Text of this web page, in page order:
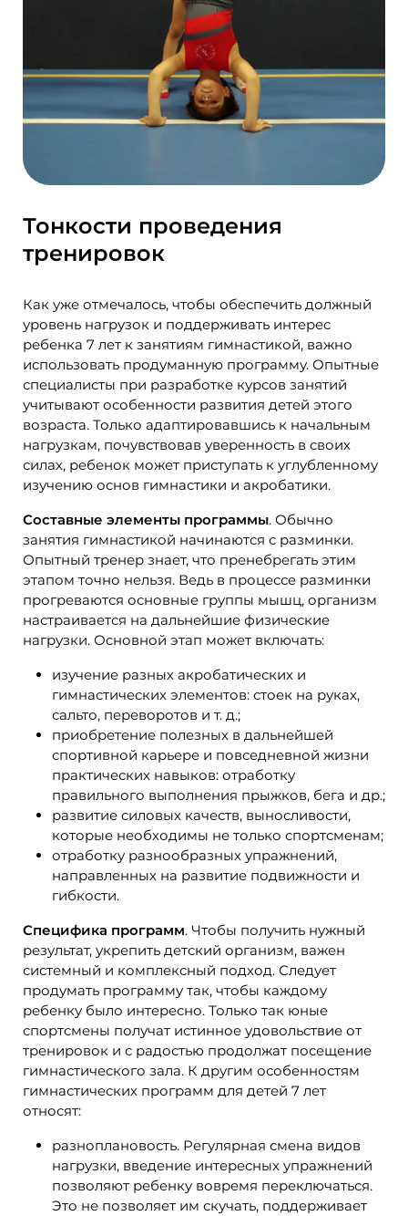
Тонкости проведения
тренировок
Как уже отмечалось, чтобы обеспечить должный
уровень нагрузок и поддерживать интерес
ребенка 7 лет к занятиям гимнастикой, важно
использовать продуманную программу. Опытные
специалисты при разработке курсов занятий
учитывают особенности развития детей этого
возраста. Только адаптировавшись к начальным
нагрузкам, почувствовав уверенность в своих
силах, ребенок может приступать к углубленному
изучению основ гимнастики и акробатики.
Составные элементы программы. Обычно
занятия гимнастикой начинаются с разминки.
Опытный тренер знает, что пренебрегать этим
этапом точно нельзя. Ведь в процессе разминки
прогреваются основные группы мышц, организм
настраивается на дальнейшие физические
нагрузки. Основной этап может включать:
изучение разных акробатических и
гимнастических элементов: стоек на руках,
сальто, переворотов и т. д.;
приобретение полезных в дальнейшей
спортивной карьере и повседневной жизни
практических навыков: отработку
правильного выполнения прыжков, бега и др.;
развитие силовых качеств, выносливости,
которые необходимы не только спортсменам;
отработку разнообразных упражнений,
направленных на развитие подвижности и
гибкости.
Специфика программ. Чтобы получить нужный
результат, укрепить детский организм, важен
системный и комплексный подход. Следует
продумать программу так, чтобы каждому
ребенку было интересно. Только так юные
спортсмены получат истинное удовольствие от
тренировок и с радостью продолжат посещение
гимнастического зала. К другим особенностям
гимнастических программ для детей 7 лет
относят:
разноплановость. Регулярная смена видов
нагрузки, введение интересных упражнений
позволяют ребенку вовремя переключаться.
Это не позволяет им скучать, поддерживает